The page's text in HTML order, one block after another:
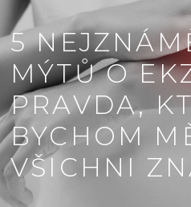
5
MÝTŮ O
PRAVDA,
BYCHOM
VŠICHNI